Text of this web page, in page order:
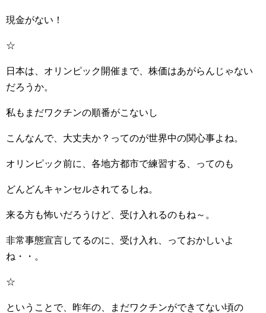
現金がない！
☆
日本は、オリンピック開催まで、株価はあがらんじゃない
だろうか。
私もまだワクチンの順番がこないし
こんなんで、大丈夫か？ってのが世界中の関心事よね。
オリンピック前に、各地方都市で練習する、ってのも
どんどんキャンセルされてるしね。
来る方も怖いだろうけど、受け入れるのもね～。
非常事態宣言してるのに、受け入れ、っておかしいよ
ね・・。
☆
ということで、昨年の、まだワクチンができてない頃の